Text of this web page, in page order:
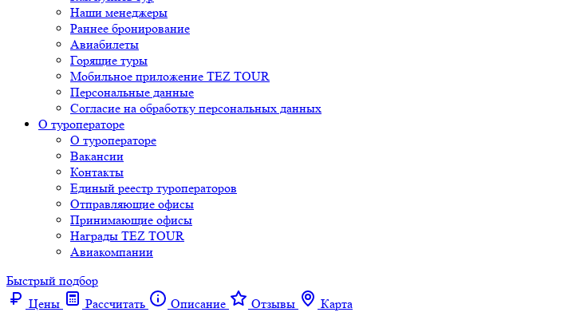
Наши менеджеры
Раннее бронирование
Авиабилеты
Горящие туры
Мобильное приложение TEZ TOUR
Персональные данные
Согласие на обработку персональных данных
О туроператоре
О туроператоре
Вакансии
Контакты
Единый реестр туроператоров
Отправляющие офисы
Принимающие офисы
Награды TEZ TOUR
Авиакомпании
Быстрый подбор
Цены
Рассчитать Описание Отзывы
Карта